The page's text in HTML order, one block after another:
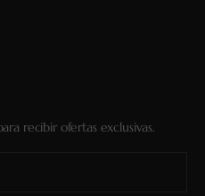
recibir ofertas exclusivas.